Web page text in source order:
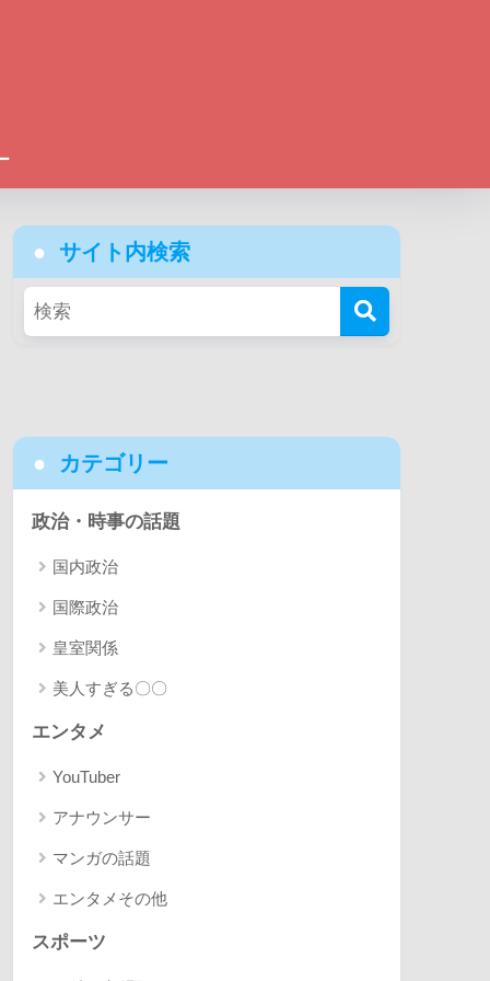
サイト内検索
カテゴリー
政治・時事の話題
国内政治
国際政治
皇室関係
美人すぎる〇〇
エンタメ
YouTuber
アナウンサー
マンガの話題
エンタメその他
スポーツ